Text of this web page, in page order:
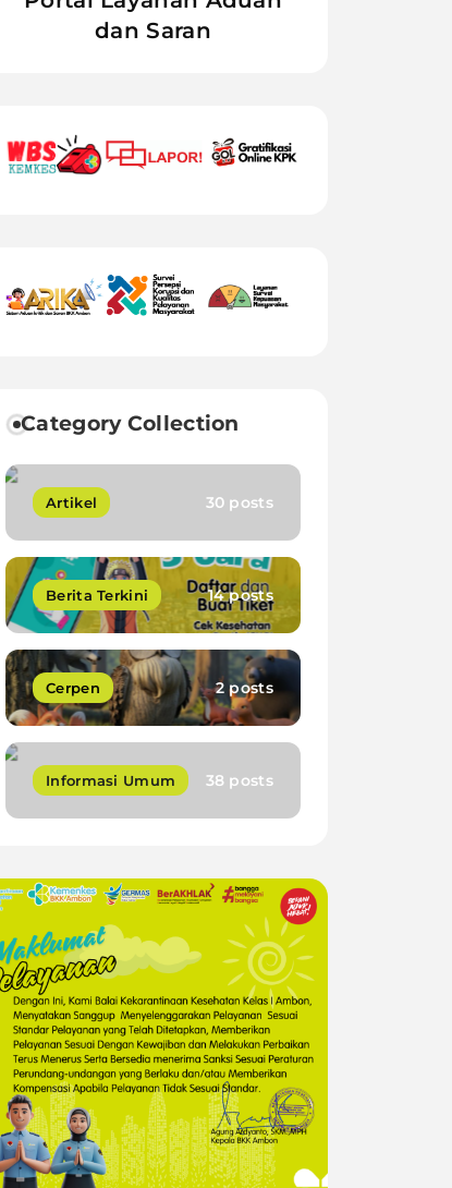
dan Saran
Category Collection
Artikel 30 posts
Berita Terkini 14 posts
Cerpen 2 posts
Informasi Umum 38 posts